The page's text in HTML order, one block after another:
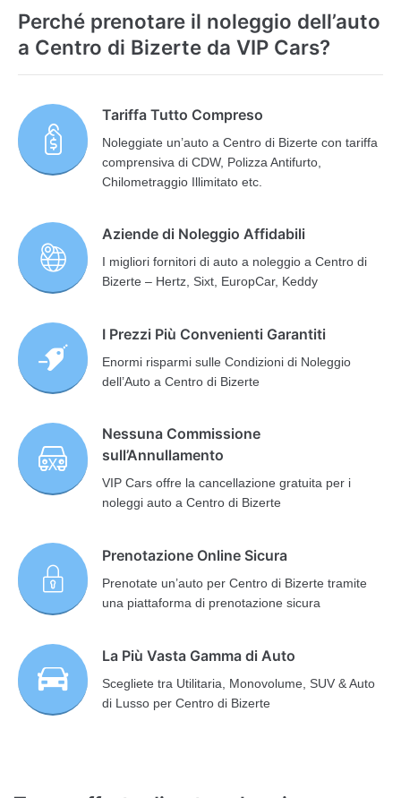
Perché prenotare il noleggio dell’auto
a Centro di Bizerte da VIP Cars?
Tariffa Tutto Compreso
Noleggiate un’auto a Centro di Bizerte con tariffa
comprensiva di CDW, Polizza Antifurto,
Chilometraggio Illimitato etc.
Aziende di Noleggio Affidabili
I migliori fornitori di auto a noleggio a Centro di
Bizerte – Hertz, Sixt, EuropCar, Keddy
I Prezzi Più Convenienti Garantiti
Enormi risparmi sulle Condizioni di Noleggio
dell’Auto a Centro di Bizerte
Nessuna Commissione
sull’Annullamento
VIP Cars offre la cancellazione gratuita per i
noleggi auto a Centro di Bizerte
Prenotazione Online Sicura
Prenotate un’auto per Centro di Bizerte tramite
una piattaforma di prenotazione sicura
La Più Vasta Gamma di Auto
Scegliete tra Utilitaria, Monovolume, SUV & Auto
di Lusso per Centro di Bizerte